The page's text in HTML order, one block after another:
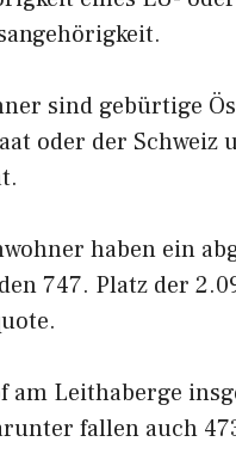
sind gebürtige
oder der
haben ein
747. Platz der
am Leithaberge
fallen auch